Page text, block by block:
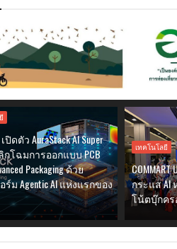
เปิดตัว AuraStack AI Super
กโฉมการออกแบบ PCB
Packaging ด้วย
ม Agentic AI แห่งแรกของ
เทคโนโลยี
กระแส
โน้ตบุ๊กค